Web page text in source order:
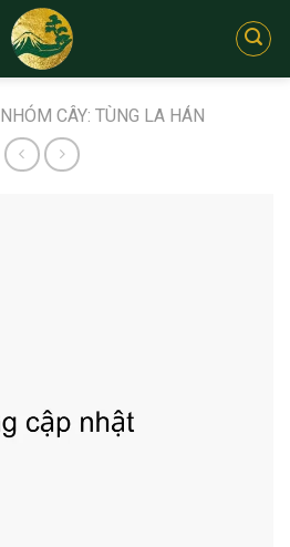
NHÓM CÂY: TÙNG LA HÁN